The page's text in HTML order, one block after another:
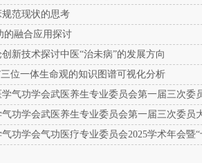
范现状的思考
的融合应用探讨
新技术探讨中医“治未病”的发展方向
位一体生命观的知识图谱可视化分析
气功学会武医养生专业委员会第一届三次
功学会武医养生专业委员会第一届三次委员
功学会气功医疗专业委员会2025学术年会